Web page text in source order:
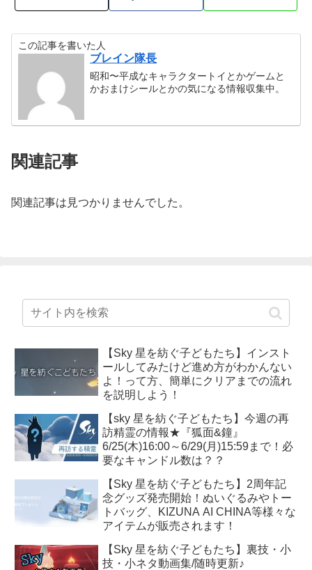
この記事を書いた人
ブレイン隊長
昭和〜平成なキャラクタートイとかゲームと
かおまけシールとかの気になる情報収集中。
関連記事
関連記事は見つかりませんでした。
【Sky 星を紡ぐ子どもたち】インスト
ールしてみたけど進め方がわかんない
よ！って方、簡単にクリアまでの流れ
を説明しよう！
【sky 星を紡ぐ子どもたち】今週の再
訪精霊の情報★『狐面&鐘』
6/25(木)16:00～6/29(月)15:59まで！必
要なキャンドル数は？？
【Sky 星を紡ぐ子どもたち】2周年記
念グッズ発売開始！ぬいぐるみやトー
トバッグ、KIZUNA AI CHINA等様々な
アイテムが販売されます！
【Sky 星を紡ぐ子どもたち】裏技・小
技・小ネタ動画集/随時更新♪